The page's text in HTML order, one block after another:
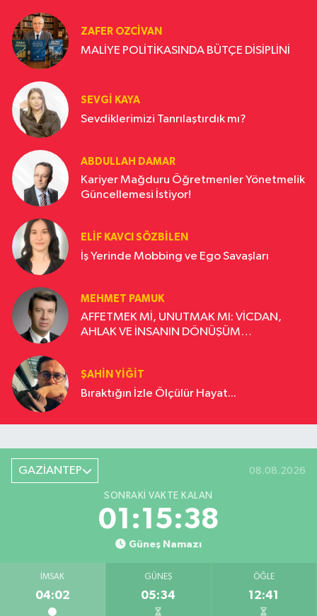
ZAFER OZCIVAN
MALİYE POLİTİKASINDA BÜTÇE DİSİPLİNİ
SEVGI KAYA
Sevdiklerimizi Tanrılaştırdık mı?
ABDULLAH DAMAR
Kariyer Mağduru Öğretmenler Yönetmelik
Güncellemesi İstiyor!
ELIF KAVCI SÖZBILEN
İş Yerinde Mobbing ve Ego Savaşları
MEHMET PAMUK
AFFETMEK Mİ, UNUTMAK MI: VİCDAN,
AHLAK VE İNSANIN DÖNÜŞÜM
ŞAHIN YIĞIT
Bıraktığın İzle Ölçülür Hayat...
GAZİANTEP 08.08.2026
SONRAKI VAKTE KALAN
01:15:38
Güneş Namazı
İMSAK
04:02
GÜNEŞ
05:34
ÖĞLE
12:41